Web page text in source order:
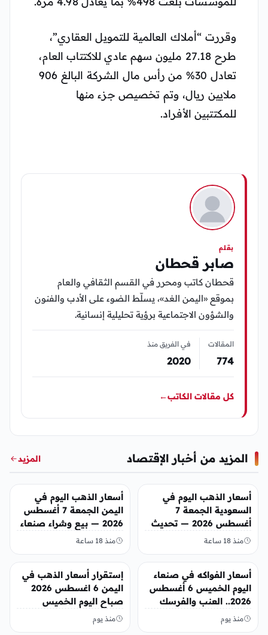
وقررت “أملاك العالمية للتمويل العقاري”،
طرح 27.18 مليون سهم عادي للاكتتاب العام،
تعادل 30% من رأس مال الشركة البالغ 906
ملايين ريال، وتم تخصيص جزء منها
للمكتتبين الأفراد.
بقلم
صابر قحطان
قحطان كاتب ومحرر في القسم الثقافي والعام
بموقع «اليمن الغد»، يسلّط الضوء على الأدب والفنون
والشؤون الاجتماعية برؤية تحليلية إنسانية.
المقالات
774
في الفريق منذ
2020
كل مقالات الكاتب←
المزيد من أخبار الإقتصاد المزيد
أخبار الإقتصاد
أسعار الذهب اليوم في
السعودية الجمعة 7
أغسطس 2026 — تحديث
مباشر
منذ 18 ساعة
أخبار الإقتصاد
أسعار الذهب اليوم في
اليمن الجمعة 7 أغسطس
2026 — بيع وشراء صنعاء
وعدن
منذ 18 ساعة
أخبار الإقتصاد
أسعار الفواكه في صنعاء
اليوم الخميس 6 أغسطس
2026.. العنب والفرسك
والرمان في الأسواق
منذ يوم
أخبار الإقتصاد
إستقرار أسعار الذهب في
اليمن 6 اغسطس 2026
صباح اليوم الخميس
منذ يوم